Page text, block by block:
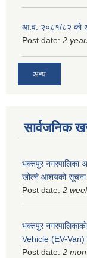
आ.व. २०८१/८२ को
Post date: 2
अन्य
सार्वजनिक
भक्तपुर नगरपालिका
खोल्ने आशयको सूचना
Post date: 2
भक्तपुर
Vehicle (EV-Van)
Post date: 2